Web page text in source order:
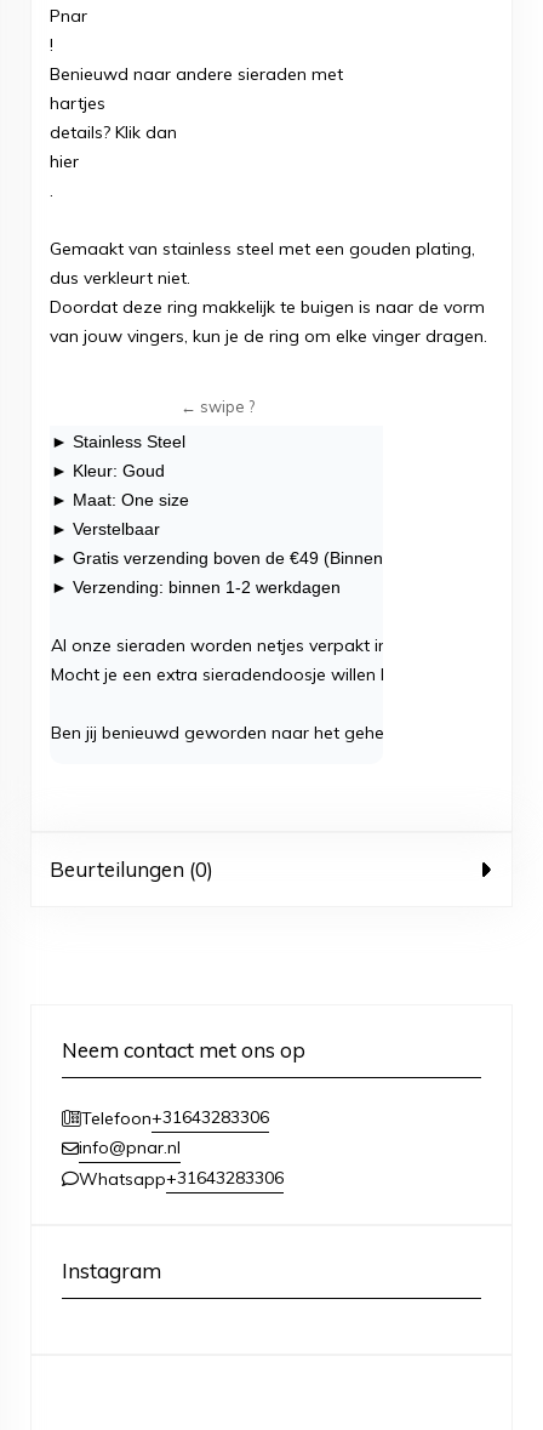
Pnar
!
Benieuwd naar andere sieraden met
hartjes
details? Klik dan
hier
.
Gemaakt van stainless steel met een gouden plating,
dus verkleurt niet.
Doordat deze ring makkelijk te buigen is naar de vorm
van jouw vingers, kun je de ring om elke vinger dragen.
► Stainless Steel
► Kleur: Goud
► Maat: One size
► Verstelbaar
► Gratis verzending boven de €49 (Binnen NL)
► Verzending: binnen 1-2 werkdagen
Al onze sieraden worden netjes verpakt in één luxe
Mocht je een extra sieradendoosje willen bestellen klik dan
Ben jij benieuwd geworden naar het gehele assortiment
Beurteilungen (0)
Neem contact met ons op
Telefoon+31643283306
info@pnar.nl
Whatsapp+31643283306
Instagram